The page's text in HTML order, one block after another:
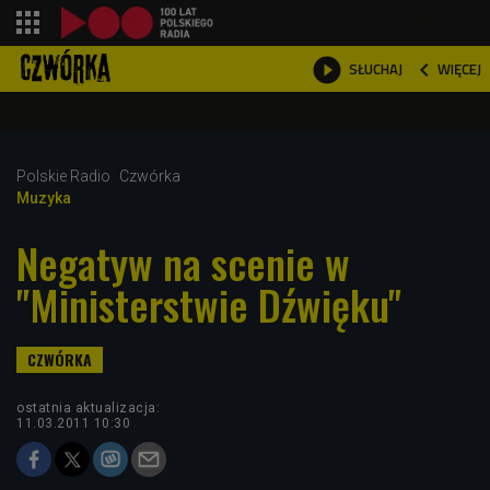
 SŁUCHAJ  WIĘCEJ

Polskie Radio
Czwórka
Muzyka
Negatyw na scenie w
"Ministerstwie Dźwięku"
ostatnia aktualizacja:
11.03.2011 10:30